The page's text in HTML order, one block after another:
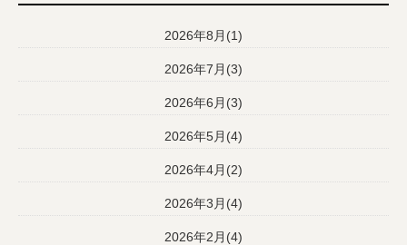
2026年8月(1)
2026年7月(3)
2026年6月(3)
2026年5月(4)
2026年4月(2)
2026年3月(4)
2026年2月(4)